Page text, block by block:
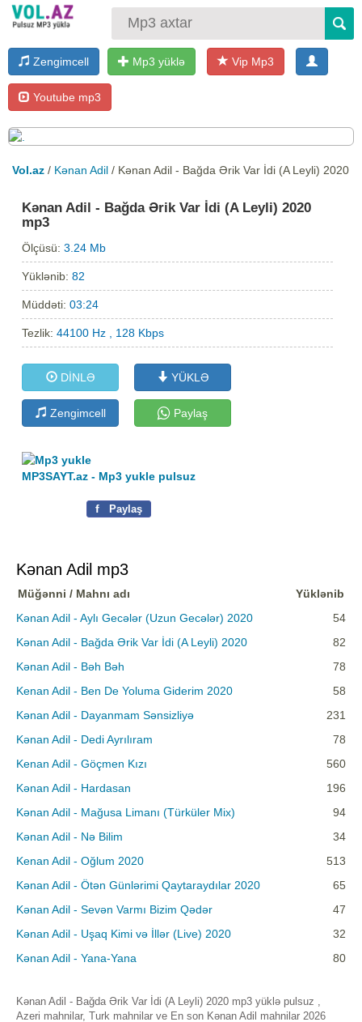
Zengimcell Mp3 yüklə Vip Mp3
Youtube mp3
Vol.az / Kənan Adil / Kənan Adil - Bağda Ərik Var İdi (A Leyli) 2020
Kənan Adil - Bağda Ərik Var İdi (A Leyli) 2020
mp3
Ölçüsü:3.24 Mb
Yüklənib:82
Müddəti:03:24
Tezlik:44100 Hz , 128 Kbps
DİNLƏ YÜKLƏ
Zengimcell Paylaş
MP3SAYT.az - Mp3 yukle pulsuz
f Paylaş
Kənan Adil mp3
Müğənni / Mahnı adı
Yüklənib
Kənan Adil - Aylı Gecələr (Uzun Gecələr) 2020
54
Kənan Adil - Bağda Ərik Var İdi (A Leyli) 2020
82
Kənan Adil - Bəh Bəh
78
Kenan Adil - Ben De Yoluma Giderim 2020
58
Kənan Adil - Dayanmam Sənsizliyə
231
Kənan Adil - Dedi Ayrılıram
78
Kenan Adil - Göçmen Kızı
560
Kənan Adil - Hardasan
196
Kənan Adil - Mağusa Limanı (Türküler Mix)
94
Kənan Adil - Nə Bilim
34
Kenan Adil - Oğlum 2020
513
Kənan Adil - Ötən Günlərimi Qaytaraydılar 2020
65
Kənan Adil - Sevən Varmı Bizim Qədər
47
Kənan Adil - Uşaq Kimi və İllər (Live) 2020
32
Kənan Adil - Yana-Yana
80
Kənan Adil - Bağda Ərik Var İdi (A Leyli) 2020 mp3 yüklə pulsuz ,
Azeri mahnilar, Turk mahnilar ve En son Kənan Adil mahnilar 2026